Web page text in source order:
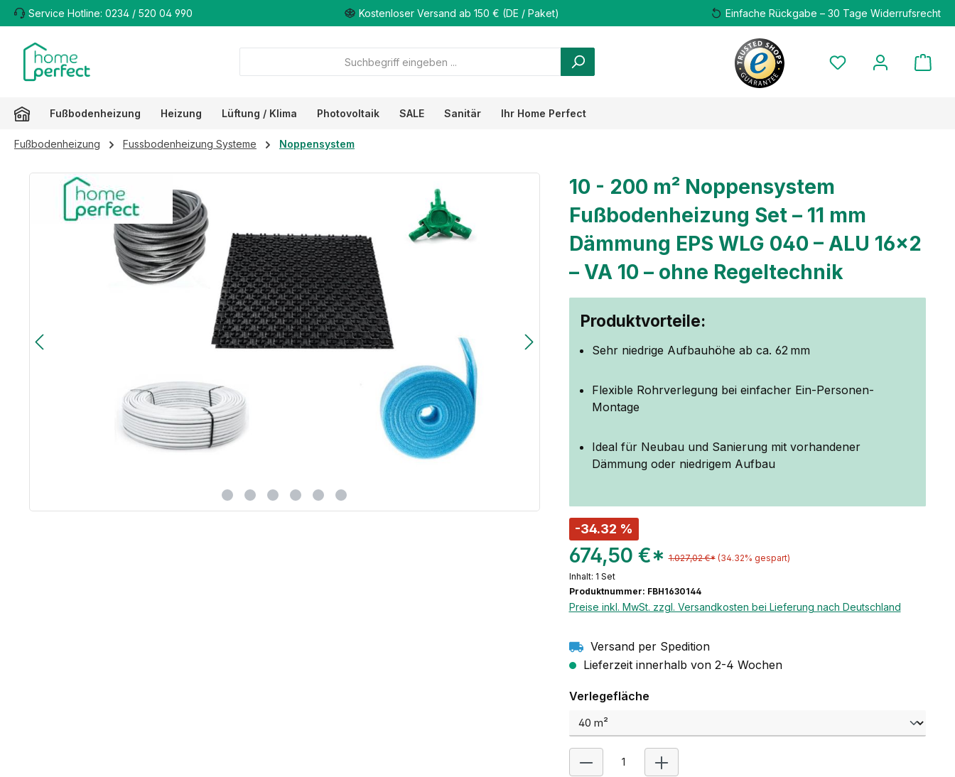
Hauptinhalt springen
Zur Suche springen
Zur Hauptnavigation springen
Service Hotline: 0234 / 520 04 990 Kostenloser Versand ab 150 € (DE / Paket) Einfache Rückgabe – 30 Tage Widerrufsrecht
Fußbodenheizung Heizung Lüftung / Klima Photovoltaik SALE Sanitär Ihr Home Perfect
Fußbodenheizung Fussbodenheizung Systeme Noppensystem
Bildergalerie überspringen
10 - 200 m² Noppensystem
Fußbodenheizung Set – 11 mm
Dämmung EPS WLG 040 – ALU 16×2
– VA 10 – ohne Regeltechnik
Produktvorteile:
Sehr niedrige Aufbauhöhe ab ca. 62 mm
Flexible Rohrverlegung bei einfacher Ein-Personen-
Montage
Ideal für Neubau und Sanierung mit vorhandener
Dämmung oder niedrigem Aufbau
-34.32 %
674,50 €* 1.027,02 €* (34.32% gespart)
Inhalt: 1 Set
Produktnummer: FBH1630144
Preise inkl. MwSt. zzgl. Versandkosten bei Lieferung nach Deutschland
Versand per Spedition
Lieferzeit innerhalb von 2-4 Wochen
Verlegeflächeauswählen